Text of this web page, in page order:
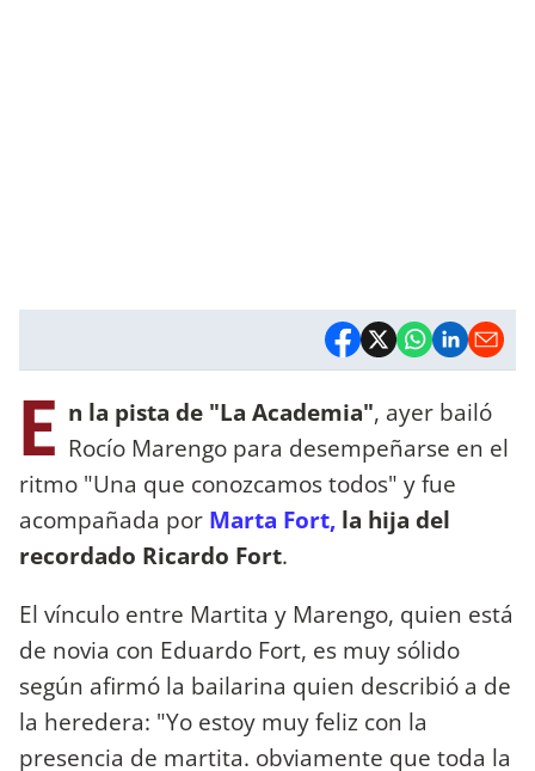
E n la pista de "La Academia", ayer bailó
Rocío Marengo para desempeñarse en el
ritmo "Una que conozcamos todos" y fue
acompañada por Marta Fort, la hija del
recordado Ricardo Fort.
El vínculo entre Martita y Marengo, quien está
de novia con Eduardo Fort, es muy sólido
según afirmó la bailarina quien describió a de
la heredera: "Yo estoy muy feliz con la
presencia de martita. obviamente que toda la